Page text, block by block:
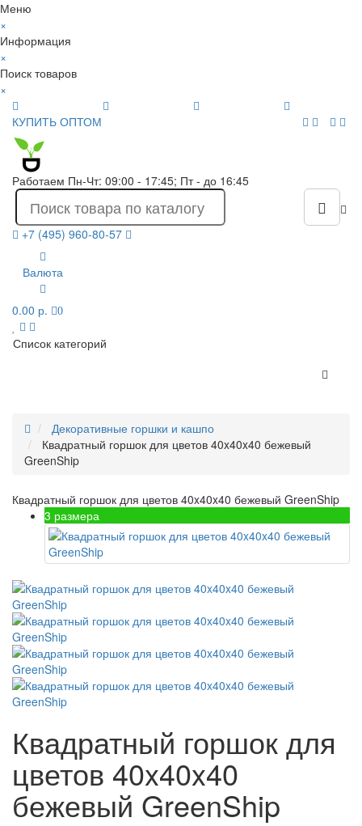
Меню
×
Информация
×
Поиск товаров
×
КУПИТЬ ОПТОМ
Работаем Пн-Чт: 09:00 - 17:45; Пт - до 16:45
+7 (495) 960-80-57
Валюта
0.00 р. 0
Список категорий
Декоративные горшки и кашпо
Квадратный горшок для цветов 40x40x40 бежевый
GreenShip
Квадратный горшок для цветов 40x40x40 бежевый GreenShip
3 размера
Квадратный горшок для
цветов 40x40x40
бежевый GreenShip